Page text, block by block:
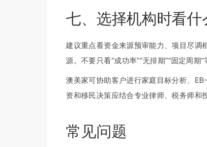
七、选择机构时看什
建议重点看资金来源预审能力、项目尽调
源。不要只看“成功率”“无排期”“固定周期”
澳美家可协助客户进行家庭目标分析、
资和移民决策应结合专业律师、税务师和
常见问题